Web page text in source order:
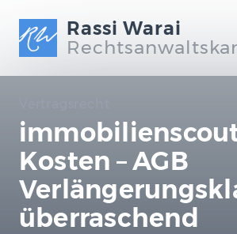
Rassi Warai
Kosten – AGB
überraschend